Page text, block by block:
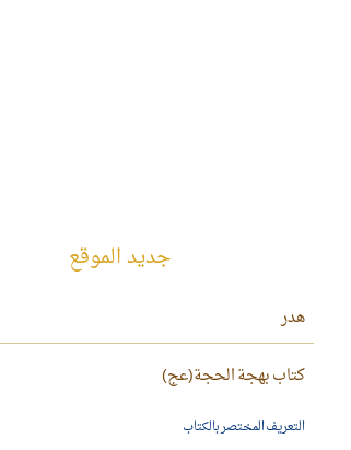
جديد الموقع
هدر
كتاب بهجة الحجة(عج)
التعريف المختصر بالكتاب